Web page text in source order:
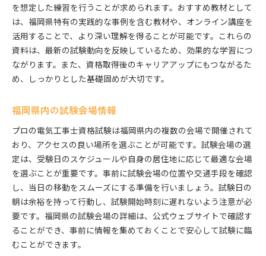
資格取得者からのリアルな体験談
試験対策と勉強法の工夫
福岡での実践的な仕事体験の重要性
先輩電気工事士からのアドバイス
資格を活かして達成したプロジェクト例
を想定した練習を行うことが求められます。おすすめ教材として
は、福岡県特有の実践的な事例を含む教材や、オンライン講座を
活用することで、より深い理解を得ることが可能です。これらの
資料は、最新の試験動向を反映しているため、効果的な学習につ
ながります。また、資格取得後のキャリアアップにもつながるた
め、しっかりとした基礎固めが大切です。
福岡県内の試験会場情報
プロの電気工事士資格試験は福岡県内の複数の会場で開催されて
おり、アクセスの良い場所を選ぶことが可能です。試験会場の選
定は、受験日のスケジュールや自身の居住地に応じて最適な会場
を選ぶことが重要です。事前に試験会場の位置や交通手段を確認
し、当日の移動をスムーズにする準備を行いましょう。試験日の
朝は余裕を持って行動し、試験開始時刻に遅れないよう注意が必
要です。福岡県の試験会場の詳細は、公式ウェブサイトで確認す
ることができ、事前に情報を集めておくことで安心して試験に臨
むことができます。